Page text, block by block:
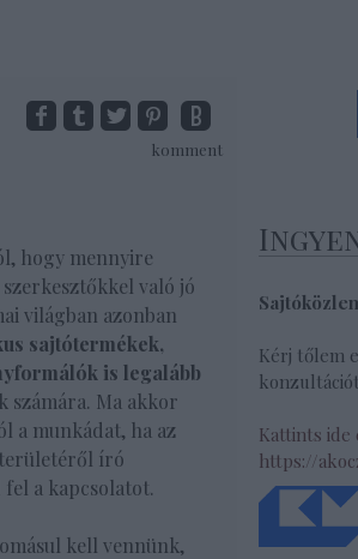
komment
hogy mennyire
való jó
világban azonban
sajtótermékek,
is legalább
számára. Ma akkor
a munkádat, ha az
író
a kapcsolatot.
kell vennünk,
Kérj tőlem
Kattints ide
https://